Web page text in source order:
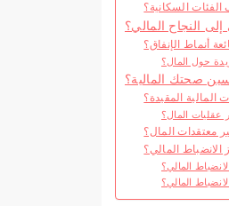
السكانية؟
النجاح المالي؟
أنماط الإنفاق؟
حول المال؟
صحتك المالية؟
المقيدة؟
عقليات المال؟
معتقدات المال؟
المالي؟
المالي؟
المالي؟